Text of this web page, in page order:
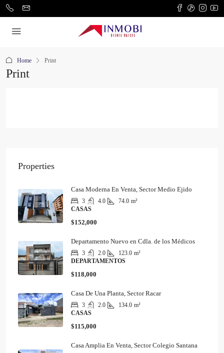
Home Print
Print
Properties
Casa Moderna En Venta, Sector Medio Ejido
3 4.0 74.0 m²
CASAS
$152,000
Departamento Nuevo en Cdla. de los Médicos
3 2.0 123.0 m²
DEPARTAMENTOS
$118,000
Casa De Una Planta, Sector Racar
3 2.0 134.0 m²
CASAS
$115,000
Casa Amplia En Venta, Sector Colegio Santana